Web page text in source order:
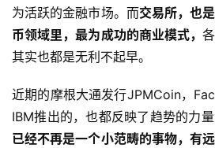
为活跃的金融市场。而交易所，也
币领域里，最为成功的商业模式，
其实也都是无利不起早。
近期的摩根大通发行JPMCoin，
IBM推出的，也都反映了趋势的力量
已经不再是一个小范畴的事物，有